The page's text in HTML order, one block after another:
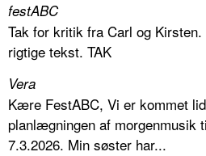
festABC
Tak for kritik fra Carl og
rigtige tekst. TAK
Vera
Kære FestABC, Vi er kommet
planlægningen af morgenmusik
7.3.2026. Min søster har...